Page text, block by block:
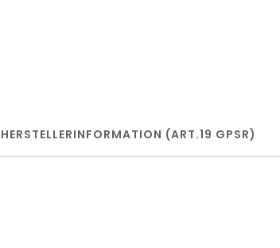
HERSTELLERINFORMATION (ART.19 GPSR)